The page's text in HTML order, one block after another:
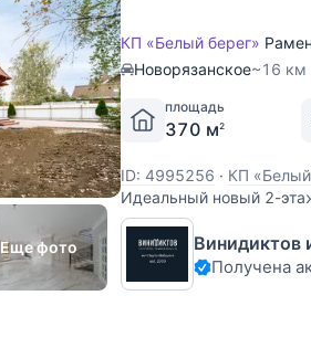
Еще фото
КП «Белый берег»
Новорязанское~16 км
площадь
370 м2
ID: 4995256 · КП
Идеальный новый 2-
Раменском районе.
маяками, огромным
Винидиктов
Получена